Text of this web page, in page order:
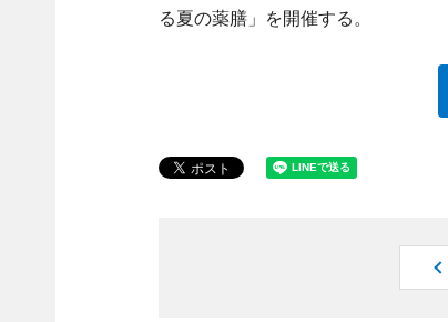
る夏の薬膳」を開催する。